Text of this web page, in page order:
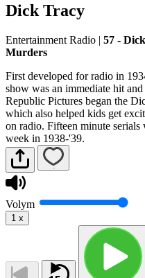
Dick Tracy
Entertainment Radio | 57 -
Murders
First developed for radio in
show was an immediate hit
Republic Pictures began the
which also helped kids get
on radio. Fifteen minute
week in 1938-'39.
Volym
1 x